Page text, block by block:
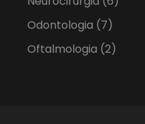
Odontologia (7)
Oftalmologia (2)